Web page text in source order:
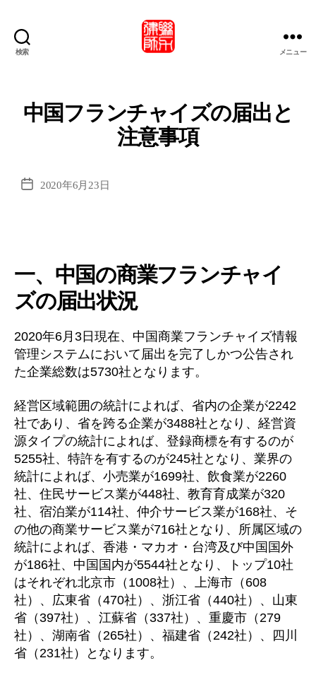
検索
联
力
律
力
务
所
メニュー
中国フランチャイズの届出と
注意事項
投
2020年6月23日
一、中国の商業フランチャイ
ズの届出状況
2020年6月3日現在、中国商業フランチャイズ情報
管理システムにおいて届出を完了しかつ公告され
た企業総数は5730社となります。
経営区域範囲の統計によれば、省内の企業が2242
社であり、省を跨る企業が3488社となり、経営資
源タイプの統計によれば、登録商標を有するのが
5255社、特許を有するのが245社となり、業界の
統計によれば、小売業が1699社、飲食業が2260
社、住民サービス業が448社、教育育成業が320
社、宿泊業が114社、仲介サービス業が168社、そ
の他の商業サービス業が716社となり、所属区域の
統計によれば、香港・マカオ・台湾及び中国国外
が186社、中国国内が5544社となり、トップ10社
はそれぞれ北京市（1008社）、上海市（608
社）、広東省（470社）、浙江省（440社）、山東
省（397社）、江蘇省（337社）、重慶市（279
社）、湖南省（265社）、福建省（242社）、四川
省（231社）となります。